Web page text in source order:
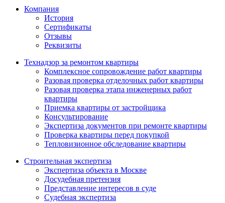
Компания
История
Сертификаты
Отзывы
Реквизиты
Технадзор за ремонтом квартиры
Комплексное сопровождение работ квартиры
Разовая проверка отделочных работ квартиры
Разовая проверка этапа инженерных работ
квартиры
Приемка квартиры от застройщика
Консультирование
Экспертиза документов при ремонте квартиры
Проверка квартиры перед покупкой
Тепловизионное обследование квартиры
Строительная экспертиза
Экспертиза объекта в Москве
Досудебная претензия
Представление интересов в суде
Судебная экспертиза